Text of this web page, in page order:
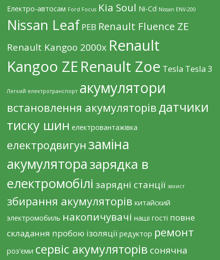
Eлектро-автосам Ford Focus Kia Soul Ni-Cd Nissan ENV-200
Nissan LeafPEB Renault Fluence ZE
Renault Kangoo 2000х Renault
Kangoo ZE Renault Zoe Tesla Tesla 3
Легкий електротранспорт акумулятори
встановлення акумуляторів датчики
тиску шин електровантажівка
електродвигун заміна
акумуляторазарядка в
електромобілі зарядні станції захист
збирання акумуляторів китайский
электромобиль накопичувачі наші гості повне
складання пробою ізоляції редуктор ремонт
роз'єми сервіс акумуляторів сонячна